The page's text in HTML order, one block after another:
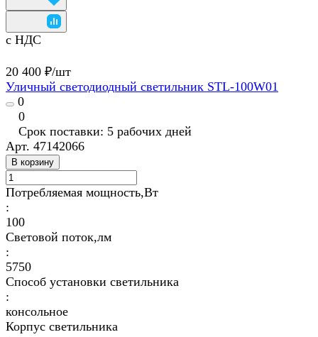
с НДС
20 400 ₽/шт
Уличный светодиодный светильник STL-100W01
0
0
Срок поставки: 5 рабочих дней
Арт. 47142066
В корзину
Потребляемая мощность,Вт
:
100
Световой поток,лм
:
5750
Способ установки светильника
:
консольное
Корпус светильника